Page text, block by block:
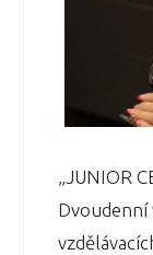
„JUNIOR
Dvoudenní